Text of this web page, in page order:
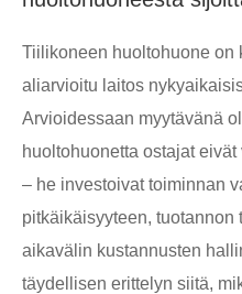
Tiilikoneen huoltohuone on
aliarvioitu laitos
Arvioidessaan myytävänä
huoltohuonetta ostajat
– he investoivat toiminnan
pitkäikäisyyteen, tuotannon
aikavälin kustannusten
täydellisen erittelyn siitä,